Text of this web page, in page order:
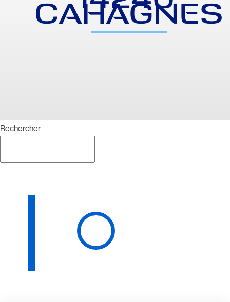
CAHAGNES
Rechercher